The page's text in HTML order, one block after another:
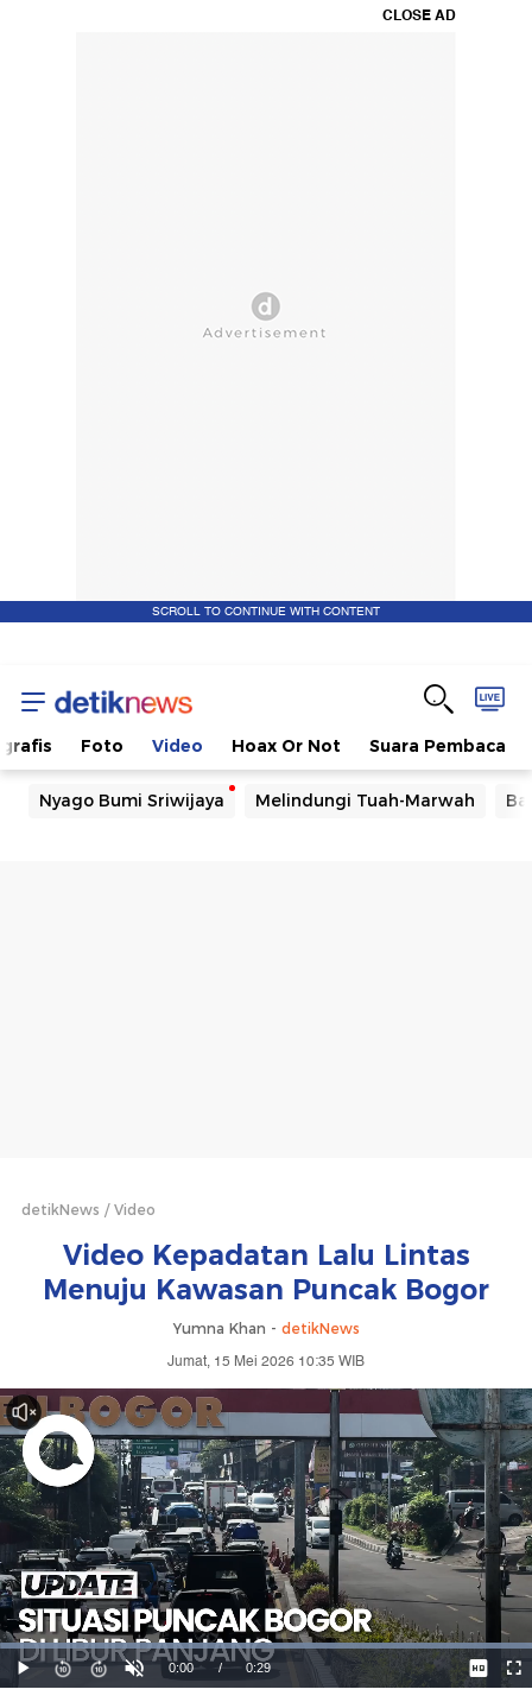
CLOSE AD
SCROLL TO CONTINUE WITH CONTENT
Foto Video Hoax Or Not Suara Pembaca
Nyago Bumi Sriwijaya Melindungi Tuah-Marwah
detikNews Video
Video Kepadatan Lalu Lintas
Menuju Kawasan Puncak Bogor
Yumna Khan - detikNews
Jumat, 15 Mei 2026 10:35 WIB